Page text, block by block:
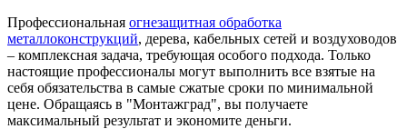
Профессиональная огнезащитная обработка
металлоконструкций, дерева, кабельных сетей и воздуховодов
– комплексная задача, требующая особого подхода. Только
настоящие профессионалы могут выполнить все взятые на
себя обязательства в самые сжатые сроки по минимальной
цене. Обращаясь в "Монтажград", вы получаете
максимальный результат и экономите деньги.